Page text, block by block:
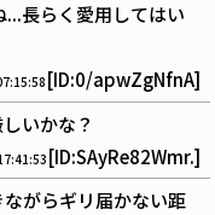
長らく愛用してはい
[ID:0/apwZgNfnA]
いかな？
[ID:SAyRe82Wmr.]
がらギリ届かない距